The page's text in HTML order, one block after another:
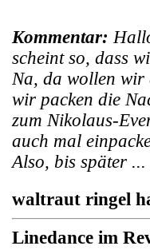
Kommentar:
scheint so, dass
Na, da wollen wir
wir packen die
zum Nikolaus-
auch mal
Also, bis später
waltraut ringel
Linedance im